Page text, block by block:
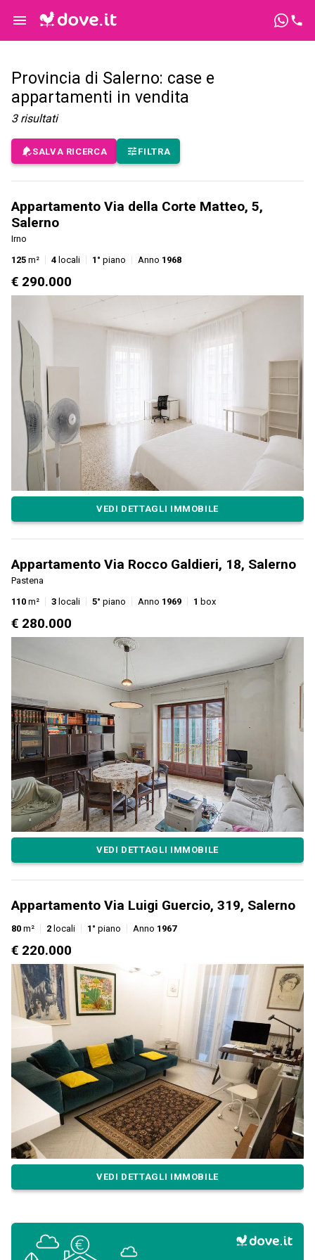
Provincia di Salerno: case e
appartamenti in vendita
3 risultati
SALVA RICERCA FILTRA
Appartamento Via della Corte Matteo, 5,
Salerno
Irno
125 m² 4 locali 1° piano Anno 1968
€ 290.000
VEDI DETTAGLI IMMOBILE
Appartamento Via Rocco Galdieri, 18, Salerno
Pastena
110 m² 3 locali 5° piano Anno 1969 1 box
€ 280.000
VEDI DETTAGLI IMMOBILE
Appartamento Via Luigi Guercio, 319, Salerno
80 m² 2 locali 1° piano Anno 1967
€ 220.000
VEDI DETTAGLI IMMOBILE